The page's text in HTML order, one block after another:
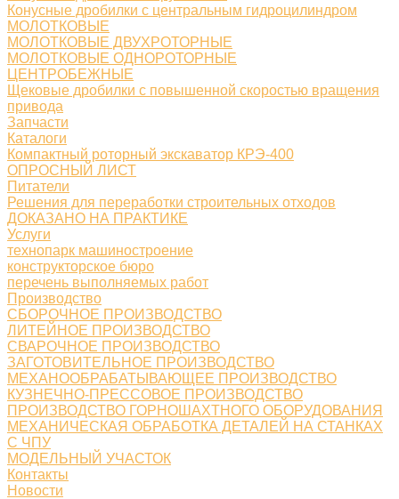
Конусные дробилки с центральным гидроцилиндром
МОЛОТКОВЫЕ
МОЛОТКОВЫЕ ДВУХРОТОРНЫЕ
МОЛОТКОВЫЕ ОДНОРОТОРНЫЕ
ЦЕНТРОБЕЖНЫЕ
Щековые дробилки с повышенной скоростью вращения
привода
Запчасти
Каталоги
Компактный роторный экскаватор КРЭ-400
ОПРОСНЫЙ ЛИСТ
Питатели
Решения для переработки строительных отходов
ДОКАЗАНО НА ПРАКТИКЕ
Услуги
технопарк машиностроение
конструкторское бюро
перечень выполняемых работ
Производство
СБОРОЧНОЕ ПРОИЗВОДСТВО
ЛИТЕЙНОЕ ПРОИЗВОДСТВО
СВАРОЧНОЕ ПРОИЗВОДСТВО
ЗАГОТОВИТЕЛЬНОЕ ПРОИЗВОДСТВО
МЕХАНООБРАБАТЫВАЮЩЕЕ ПРОИЗВОДСТВО
КУЗНЕЧНО-ПРЕССОВОЕ ПРОИЗВОДСТВО
ПРОИЗВОДСТВО ГОРНОШАХТНОГО ОБОРУДОВАНИЯ
МЕХАНИЧЕСКАЯ ОБРАБОТКА ДЕТАЛЕЙ НА СТАНКАХ
С ЧПУ
МОДЕЛЬНЫЙ УЧАСТОК
Контакты
Новости